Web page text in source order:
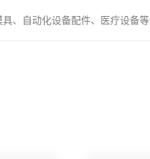
、自动化设备配件、医疗设备等